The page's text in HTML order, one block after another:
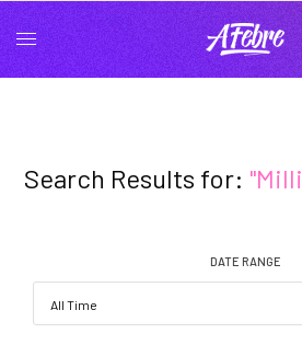
Search Results for:
DATE RANGE